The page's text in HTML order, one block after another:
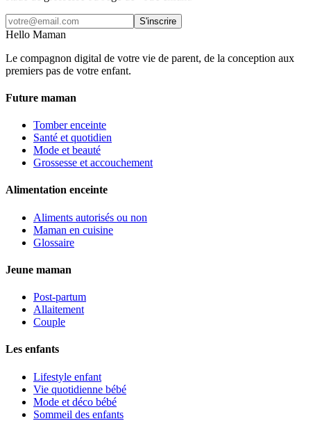
S'inscrire
Hello Maman
Le compagnon digital de votre vie de parent, de la conception aux
premiers pas de votre enfant.
Future maman
Tomber enceinte
Santé et quotidien
Mode et beauté
Grossesse et accouchement
Alimentation enceinte
Aliments autorisés ou non
Maman en cuisine
Glossaire
Jeune maman
Post-partum
Allaitement
Couple
Les enfants
Lifestyle enfant
Vie quotidienne bébé
Mode et déco bébé
Sommeil des enfants